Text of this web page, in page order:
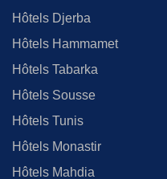
Hôtels Djerba
Hôtels Hammamet
Hôtels Tabarka
Hôtels Sousse
Hôtels Tunis
Hôtels Monastir
Hôtels Mahdia